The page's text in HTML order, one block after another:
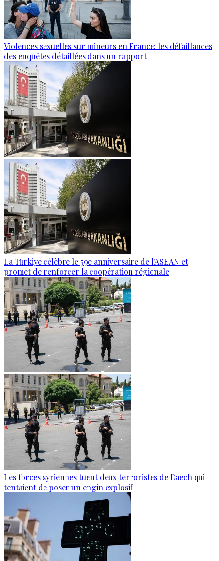
Violences sexuelles sur mineurs en France: les défaillances
des enquêtes détaillées dans un rapport
La Türkiye célèbre le 59e anniversaire de l'ASEAN et
promet de renforcer la coopération régionale
Les forces syriennes tuent deux terroristes de Daech qui
tentaient de poser un engin explosif